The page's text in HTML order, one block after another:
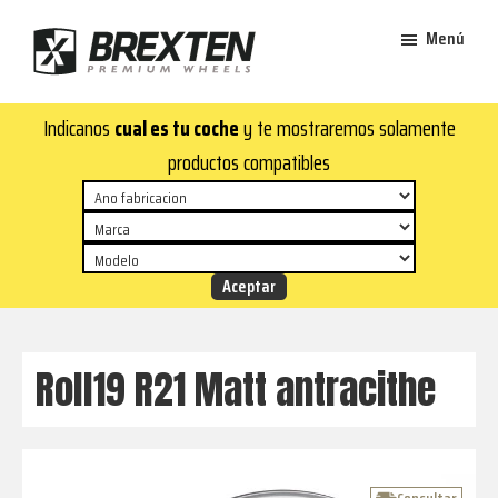
contenido
principal
de
página
Brexten
aluminio
premium
¡En
Brexten.com
encontrarás
aluminio
top!
y
estilo
Menú
Indicanos cual es tu cochey te mostraremos solamente
productos compatibles
Roll19 R21 Matt antracithe